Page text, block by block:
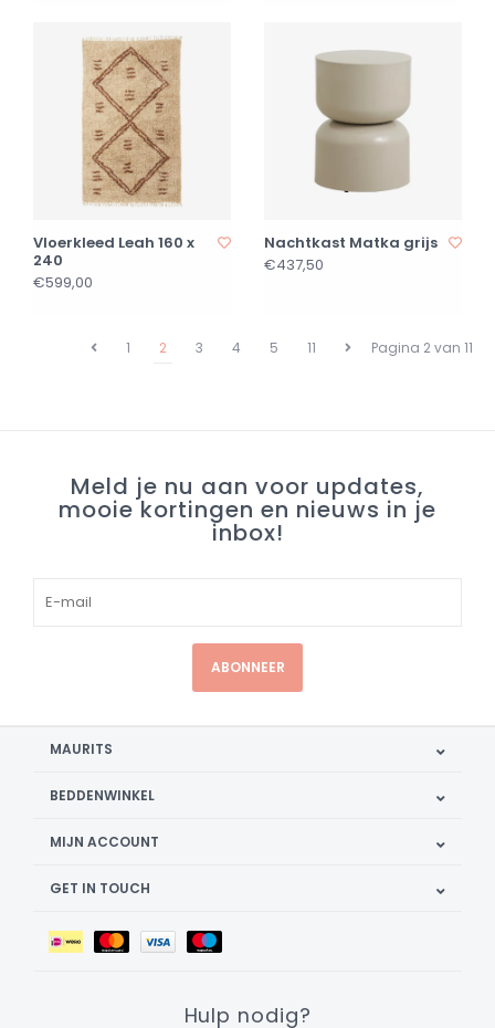
Vloerkleed Leah 160 x
240
€599,00
Nachtkast Matka grijs
€437,50
Pagina 2 van 11
1 2 3 4 5 11
Meld je nu aan voor updates,
mooie kortingen en nieuws in je
inbox!
ABONNEER
MAURITS
BEDDENWINKEL
MIJN ACCOUNT
GET IN TOUCH
Hulp nodig?